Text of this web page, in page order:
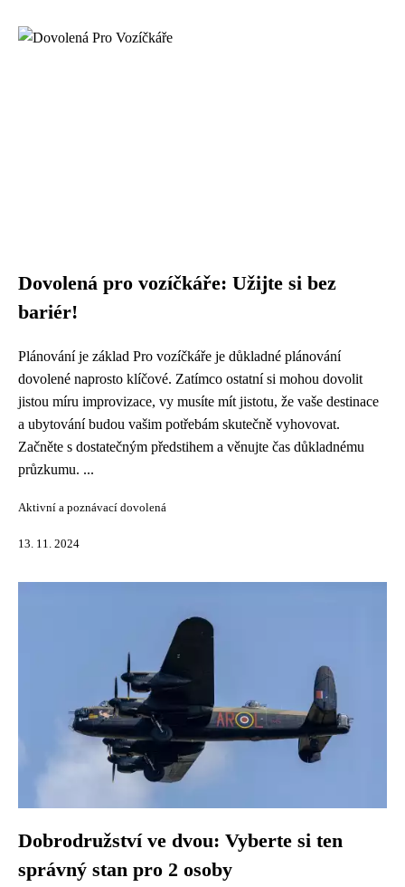
Dovolená pro vozíčkáře: Užijte si bez
bariér!
Plánování je základ Pro vozíčkáře je důkladné plánování
dovolené naprosto klíčové. Zatímco ostatní si mohou dovolit
jistou míru improvizace, vy musíte mít jistotu, že vaše destinace
a ubytování budou vašim potřebám skutečně vyhovovat.
Začněte s dostatečným předstihem a věnujte čas důkladnému
průzkumu. ...
Aktivní a poznávací dovolená
13. 11. 2024
Dobrodružství ve dvou: Vyberte si ten
správný stan pro 2 osoby